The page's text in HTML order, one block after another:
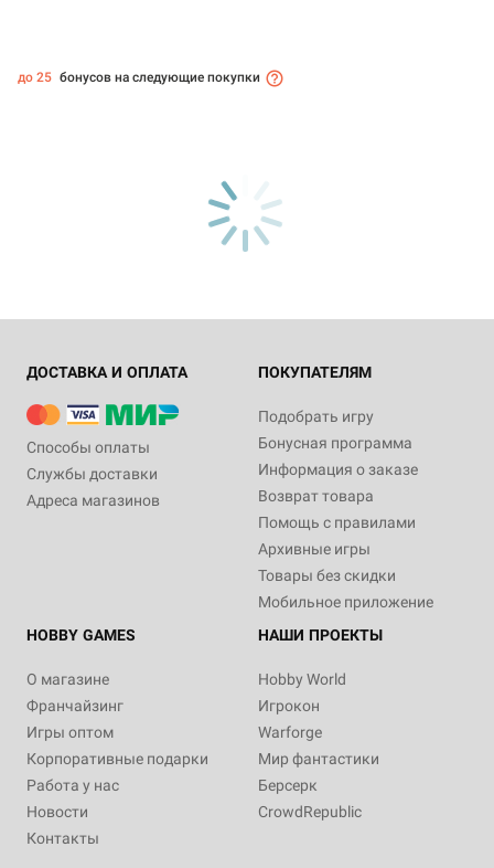
до 25 бонусов на следующие покупки
ДОСТАВКА И ОПЛАТА
Способы оплаты
Службы доставки
Адреса магазинов
ПОКУПАТЕЛЯМ
Подобрать игру
Бонусная программа
Информация о заказе
Возврат товара
Помощь с правилами
Архивные игры
Товары без скидки
Мобильное приложение
HOBBY GAMES
О магазине
Франчайзинг
Игры оптом
Корпоративные подарки
Работа у нас
Новости
Контакты
НАШИ ПРОЕКТЫ
Hobby World
Игрокон
Warforge
Мир фантастики
Берсерк
CrowdRepublic